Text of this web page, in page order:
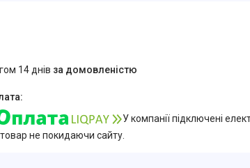
14 днів за домовленістю
У компанії підключені
не покидаючи сайту.